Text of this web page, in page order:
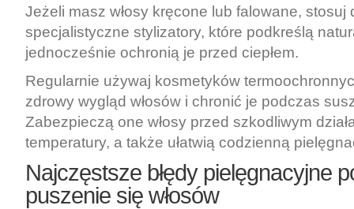
Jeżeli masz włosy kręcone lub falowane, stosuj
specjalistyczne stylizatory, które podkreślą
jednocześnie ochronią je przed ciepłem.
Regularnie używaj kosmetyków
zdrowy wygląd włosów i chronić je podczas
Zabezpieczą one włosy przed szkodliwym
temperatury, a także ułatwią codzienną
Najczęstsze błędy pielęgnacyjne
puszenie się włosów